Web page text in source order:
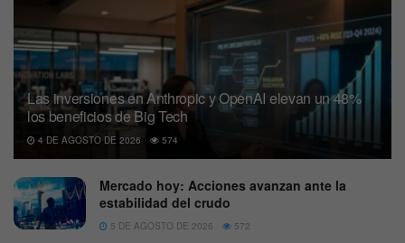
Las inversiones en Anthropic y OpenAI elevan un 48%
los beneficios de Big Tech
4 DE AGOSTO DE 2026 574
Mercado hoy: Acciones avanzan ante la
estabilidad del crudo
5 DE AGOSTO DE 2026 572